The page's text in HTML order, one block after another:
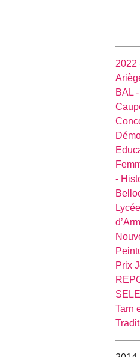
2022
BAL -
-
Prix
Tarn